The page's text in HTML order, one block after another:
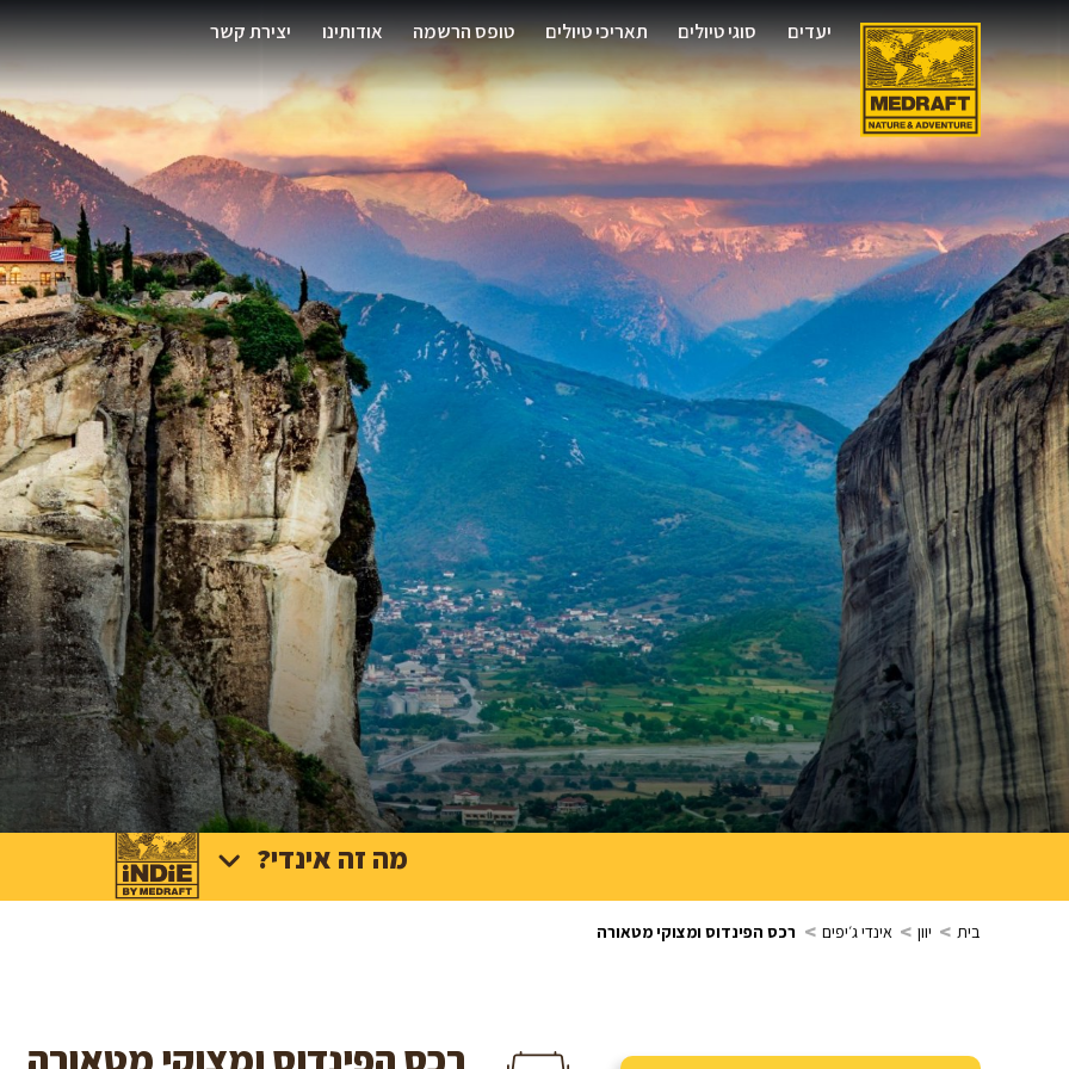
יעדים סוגי טיולים תאריכי טיולים טופס הרשמה אודותינו יצירת קשר
מה זה אינדי?
בית > יוון > אינדי ג׳יפים > רכס הפינדוס ומצוקי מטאורה